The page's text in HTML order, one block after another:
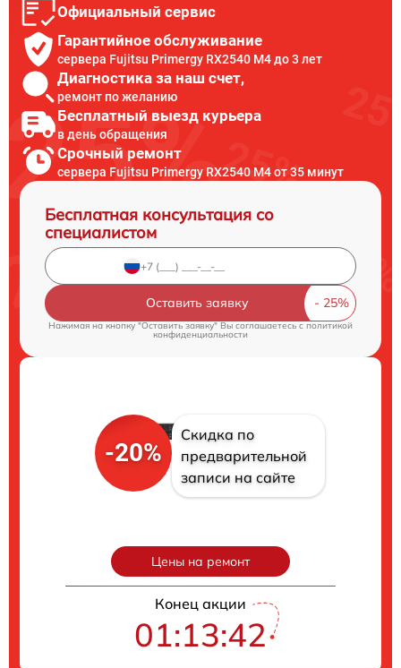
Официальный сервис
Гарантийное обслуживание
сервера Fujitsu Primergy RX2540 M4 до 3 лет
Диагностика за наш счет,
ремонт по желанию
Бесплатный выезд курьера
в день обращения
Срочный ремонт
сервера Fujitsu Primergy RX2540 M4 от 35 минут
Бесплатная консультация со
специалистом
Оставить заявку
Нажимая на кнопку "Оставить заявку" Вы соглашаетесь cполитикой
конфиденциальности
-20%
Скидка по
предварительной
записи на сайте
Цены на ремонт
Конец акции
01:13:41